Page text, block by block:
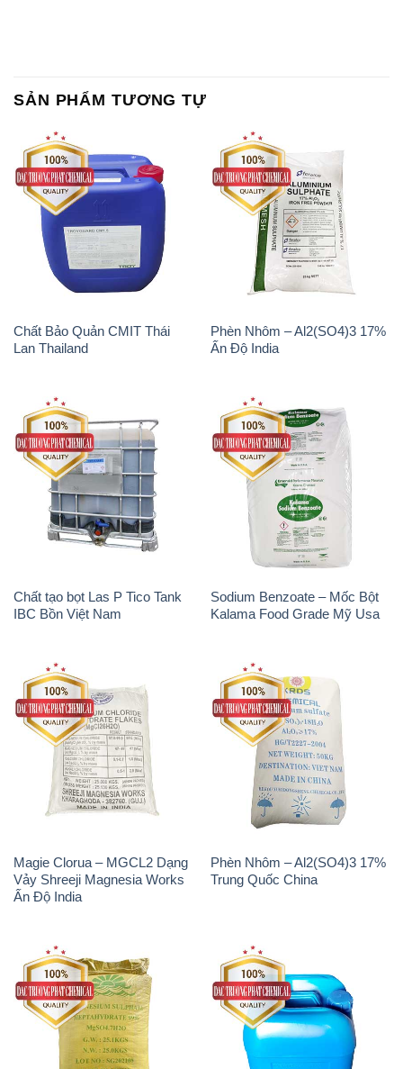
SẢN PHẨM TƯƠNG TỰ
Chất Bảo Quản CMIT Thái
Lan Thailand
Phèn Nhôm – Al2(SO4)3 17%
Ấn Độ India
Chất tạo bọt Las P Tico Tank
IBC Bồn Việt Nam
Sodium Benzoate – Mốc Bột
Kalama Food Grade Mỹ Usa
Magie Clorua – MGCL2 Dạng
Vảy Shreeji Magnesia Works
Ấn Độ India
Phèn Nhôm – Al2(SO4)3 17%
Trung Quốc China